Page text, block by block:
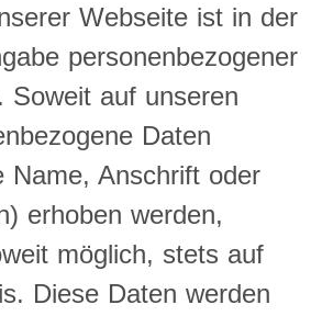
Webseite ist in der
personenbezogener
Soweit auf unseren
Daten
Name, Anschrift oder
erhoben werden,
möglich, stets auf
Diese Daten werden